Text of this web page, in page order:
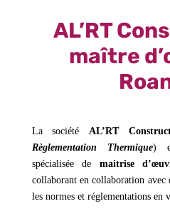
AL’RT
maître
La société AL’RT
Règlementation Thermique)
spécialisée de maitrise
collaborant en collaboration avec
les normes et réglementations en